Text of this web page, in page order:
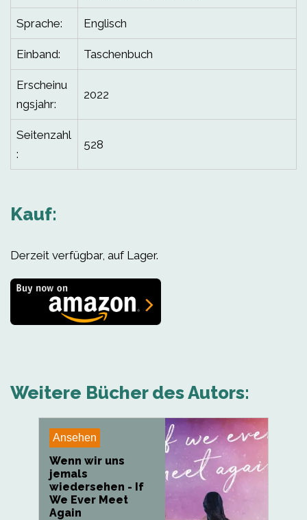
Sprache: Englisch
Einband: Taschenbuch
Erscheinu
ngsjahr:
2022
Seitenzahl
:
528
Kauf:
Derzeit verfügbar, auf Lager.
Weitere Bücher des Autors:
Ansehen
Wenn wir uns
jemals
wiedersehen - If
We Ever Meet
Again